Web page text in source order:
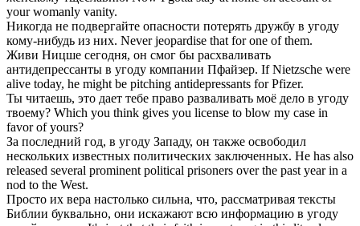
your womanly vanity.
Никогда не подвергайте опасности потерять дружбу в угоду
кому-нибудь из них. Never jeopardise that for one of them.
Живи Ницше сегодня, он смог бы расхваливать
антидепрессанты в угоду компании Пфайзер. If Nietzsche were
alive today, he might be pitching antidepressants for Pfizer.
Ты читаешь, это дает тебе право разваливать моё дело в угоду
твоему? Which you think gives you license to blow my case in
favor of yours?
За последний год, в угоду Западу, он также освободил
нескольких известных политических заключенных. He has also
released several prominent political prisoners over the past year in a
nod to the West.
Просто их вера настолько сильна, что, рассматривая тексты
Библии буквально, они искажают всю информацию в угоду